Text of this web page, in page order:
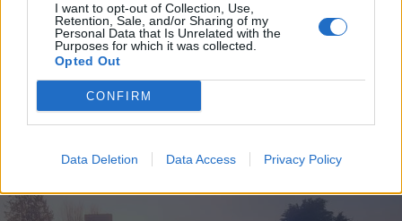
I want to opt-out of Collection, Use,
Retention, Sale, and/or Sharing of my
Personal Data that Is Unrelated with the
Purposes for which it was collected.
Opted Out
CONFIRM
Data Deletion Data Access Privacy Policy
EDUCAZIONE STRADALE
Educazione stradale al centro
ippico: la Polizia Locale di Nerviano
e Pogliano incontra i bambini del
campo estivo